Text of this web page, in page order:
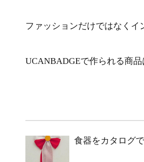
ファッションだけではなくイ
UCANBADGEで作られる商
食器をカタログ